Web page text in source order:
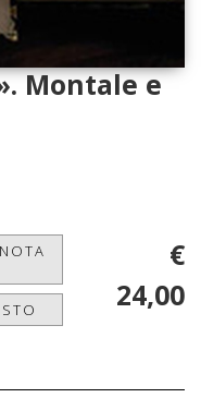
Montale e
€
24,00